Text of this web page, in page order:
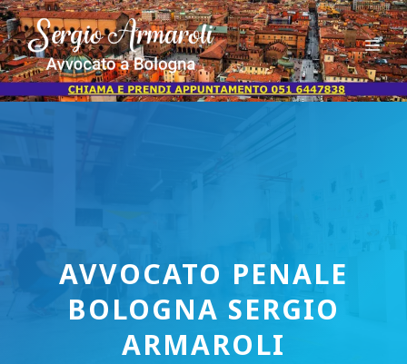
Vai
al
contenuto
AVVOCATO PENALE
BOLOGNA SERGIO
ARMAROLI